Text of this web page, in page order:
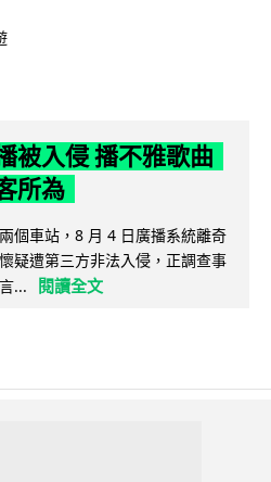
被入侵 播不雅歌曲
所為
個車站，8 月 4 日廣播系統離奇
疑遭第三方非法入侵，正調查事
...
閱讀全文